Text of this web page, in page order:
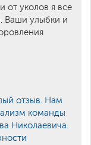
от уколов я все
Ваши улыбки и
отзыв. Нам
команды
Николаевича.